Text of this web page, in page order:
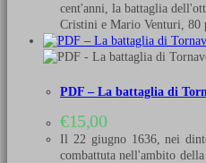
cent'anni, la battaglia
Cristini e Mario Venturi, 80
PDF – La battaglia di
€15,00
Il 22 giugno 1636, nei
combattuta nell'ambito